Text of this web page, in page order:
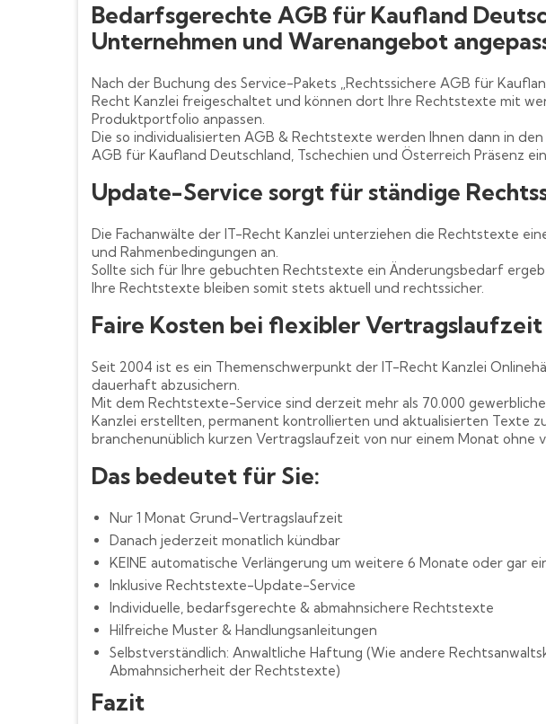
Bedarfsgerechte AGB für Kaufland
Unternehmen und Warenangebot
Nach der Buchung des Service-Pakets „Rechtssichere AGB für
Recht Kanzlei freigeschaltet und können dort Ihre Rechtstexte mit
Produktportfolio anpassen.
Die so individualisierten AGB & Rechtstexte werden Ihnen dann in
AGB für Kaufland Deutschland, Tschechien und Österreich Präsenz
Update-Service sorgt für ständige
Die Fachanwälte der IT-Recht Kanzlei unterziehen die Rechtstexte
und Rahmenbedingungen an.
Sollte sich für Ihre gebuchten Rechtstexte ein Änderungsbedarf
Ihre Rechtstexte bleiben somit stets aktuell und rechtssicher.
Faire Kosten bei flexibler Vertragslaufzeit
Seit 2004 ist es ein Themenschwerpunkt der IT-Recht Kanzlei
dauerhaft abzusichern.
Mit dem Rechtstexte-Service sind derzeit mehr als 70.000
Kanzlei erstellten, permanent kontrollierten und aktualisierten Texte
branchenunüblich kurzen Vertragslaufzeit von nur einem Monat ohne
Das bedeutet für Sie:
Nur 1 Monat Grund-Vertragslaufzeit
Danach jederzeit monatlich kündbar
KEINE automatische Verlängerung um weitere 6 Monate oder gar
Inklusive Rechtstexte-Update-Service
Individuelle, bedarfsgerechte & abmahnsichere Rechtstexte
Hilfreiche Muster & Handlungsanleitungen
Selbstverständlich: Anwaltliche Haftung (Wie andere
Abmahnsicherheit der Rechtstexte)
Fazit